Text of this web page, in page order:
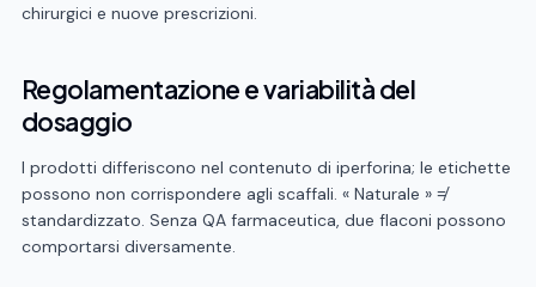
chirurgici e nuove prescrizioni.
Regolamentazione e variabilità del
dosaggio
I prodotti differiscono nel contenuto di iperforina; le etichette
possono non corrispondere agli scaffali. « Naturale » ≠
standardizzato. Senza QA farmaceutica, due flaconi possono
comportarsi diversamente.